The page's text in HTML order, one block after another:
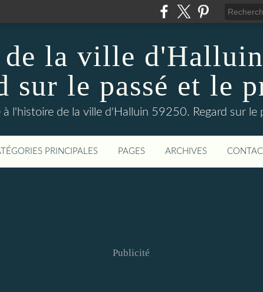
la ville
sur le passé et le
l'histoire de la ville d'Halluin 59250. Regard sur le
PRINCIPALES PAGES ARCHIVES
Publicité